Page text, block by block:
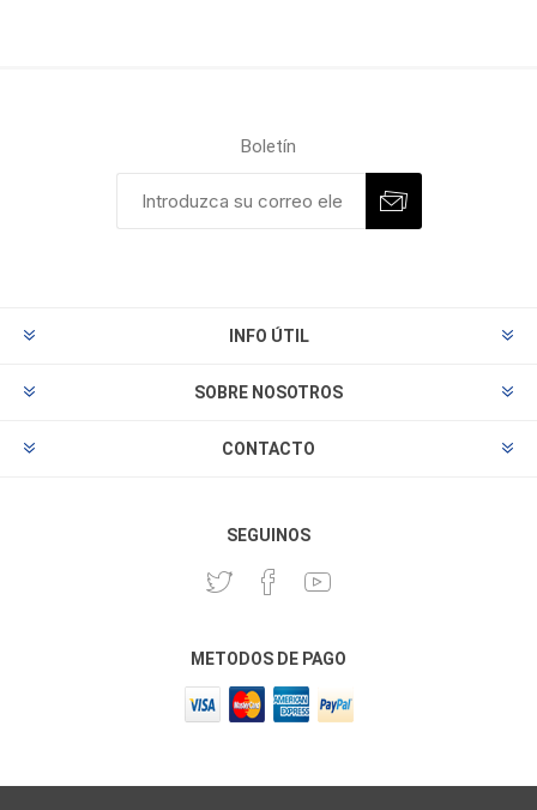
Boletín
INFO ÚTIL
SOBRE NOSOTROS
CONTACTO
SEGUINOS
METODOS DE PAGO